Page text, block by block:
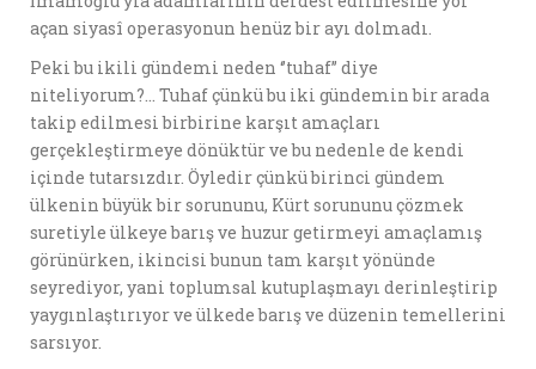
açan siyasî operasyonun henüz bir ayı dolmadı.
Peki bu ikili gündemi neden ‘’tuhaf’’ diye
niteliyorum?… Tuhaf çünkü bu iki gündemin bir arada
takip edilmesi birbirine karşıt amaçları
gerçekleştirmeye dönüktür ve bu nedenle de kendi
içinde tutarsızdır. Öyledir çünkü birinci gündem
ülkenin büyük bir sorununu, Kürt sorununu çözmek
suretiyle ülkeye barış ve huzur getirmeyi amaçlamış
görünürken, ikincisi bunun tam karşıt yönünde
seyrediyor, yani toplumsal kutuplaşmayı derinleştirip
yaygınlaştırıyor ve ülkede barış ve düzenin temellerini
sarsıyor.